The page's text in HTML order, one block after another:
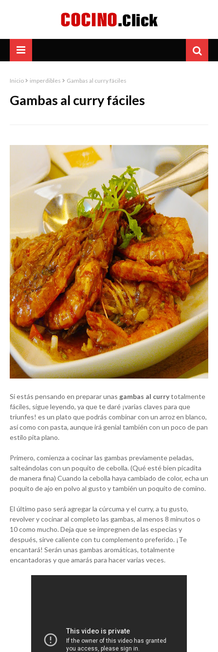
Inicio imperdibles Gambas al curry fáciles
Gambas al curry fáciles
Si estás pensando en preparar unas gambas al currytotalmente
fáciles, sigue leyendo, ya que te daré ¡varias claves para que
triunfes! es un plato que podrás combinar con un arroz en blanco,
así como con pasta, aunque irá genial también con un poco de pan
estilo pita plano.
Primero, comienza a cocinar las gambas previamente peladas,
salteándolas con un poquito de cebolla. (Qué esté bien picadita
de manera fina) Cuando la cebolla haya cambiado de color, echa un
poquito de ajo en polvo al gusto y también un poquito de comino.
El último paso será agregar la cúrcuma y el curry, a tu gusto,
revolver y cocinar al completo las gambas, al menos 8 minutos o
10 como mucho. Deja que se impregnen de las especias y
después, sirve caliente con tu complemento preferido. ¡Te
encantará! Serán unas gambas aromáticas, totalmente
encantadoras y que amarás para hacer varias veces.